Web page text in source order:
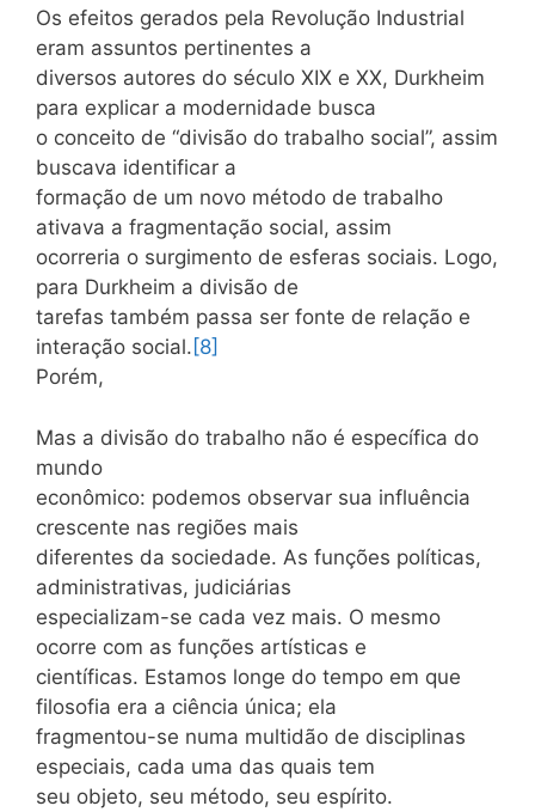
Os efeitos gerados pela Revolução Industrial
eram assuntos pertinentes a
diversos autores do século XIX e XX, Durkheim
para explicar a modernidade busca
o conceito de “divisão do trabalho social”, assim
buscava identificar a
formação de um novo método de trabalho
ativava a fragmentação social, assim
ocorreria o surgimento de esferas sociais. Logo,
para Durkheim a divisão de
tarefas também passa ser fonte de relação e
interação social. [8]
Porém,
Mas a divisão do trabalho não é específica do
mundo
econômico: podemos observar sua influência
crescente nas regiões mais
diferentes da sociedade. As funções políticas,
administrativas, judiciárias
especializam-se cada vez mais. O mesmo
ocorre com as funções artísticas e
científicas. Estamos longe do tempo em que
filosofia era a ciência única; ela
fragmentou-se numa multidão de disciplinas
especiais, cada uma das quais tem
seu objeto, seu método, seu espírito.